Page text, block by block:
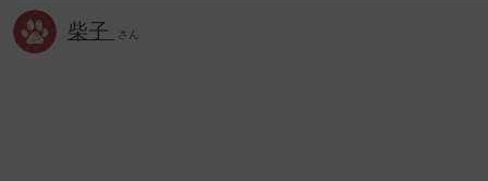
柴子 さん